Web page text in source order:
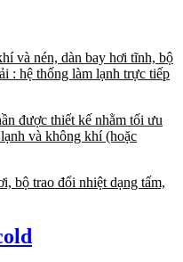
và nén, dàn bay hơi tĩnh, bộ
: hệ thống làm lạnh trực tiếp
được thiết kế nhằm tối ưu
và không khí (hoặc
bộ trao đổi nhiệt dạng tấm,